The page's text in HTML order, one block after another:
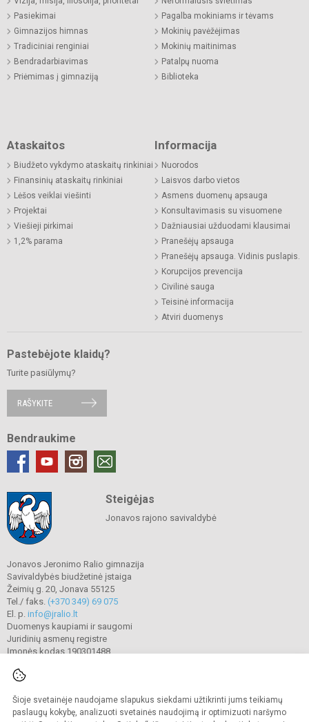
Šioje svetainėje naudojame slapukus siekdami užtikrinti jums teikiamų
paslaugų kokybę, analizuoti svetainės naudojimą ir optimizuoti naršymo
Pasiekimai
Gimnazijos himnas
Tradiciniai renginiai
Bendradarbiavimas
Priėmimas į gimnaziją
Pagalba mokiniams ir tėvams
Mokinių pavėžėjimas
Mokinių maitinimas
Patalpų nuoma
Biblioteka
Ataskaitos
Biudžeto vykdymo ataskaitų rinkiniai
Finansinių ataskaitų rinkiniai
Lėšos veiklai viešinti
Projektai
Viešieji pirkimai
1,2% parama
Informacija
Nuorodos
Laisvos darbo vietos
Asmens duomenų apsauga
Konsultavimasis su visuomene
Dažniausiai užduodami klausimai
Pranešėjų apsauga
Pranešėjų apsauga. Vidinis puslapis.
Korupcijos prevencija
Civilinė sauga
Teisinė informacija
Atviri duomenys
Pastebėjote klaidų?
Turite pasiūlymų?
RAŠYKITE
Bendraukime
Steigėjas
Jonavos rajono savivaldybė
Jonavos Jeronimo Ralio gimnazija
Savivaldybės biudžetinė įstaiga
Žeimių g. 20, Jonava 55125
Tel./ faks. (+370 349) 69 075
El. p. info@jralio.lt
Duomenys kaupiami ir saugomi
Juridinių asmenų registre
Įmonės kodas 190301488
© 2023. Jonavos Jeronimo Ralio gimnazija. Visos teisės saugomos.
Kopijuoti turinį be raštiško gimnazijos sutikimo griežtai draudžiama.